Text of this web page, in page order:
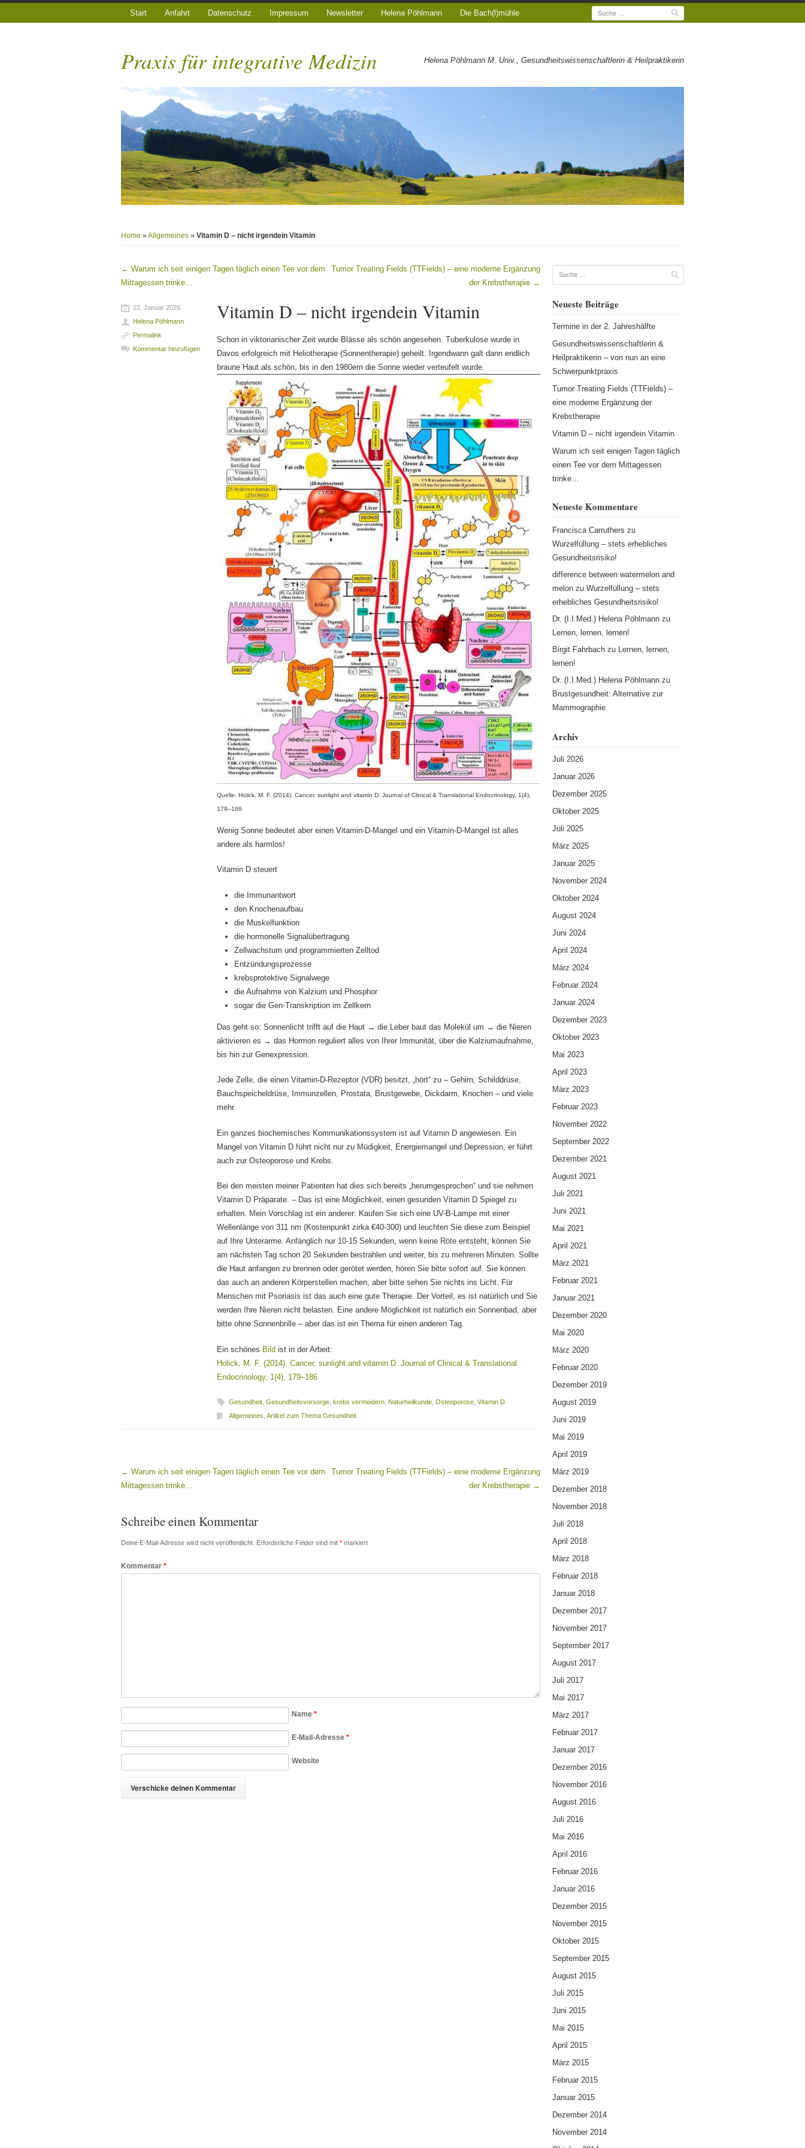
Start Anfahrt Datenschutz Impressum Newsletter Helena Pöhlmann Die Bach(l)mühle Suche
Praxis für integrative Medizin Helena Pöhlmann M. Univ., Gesundheitswissenschaftlerin & Heilpraktikerin
Home »Allgemeines »Vitamin D – nicht irgendein Vitamin
Beitragsnavigation
← Warum ich seit einigen Tagen täglich einen Tee vor dem
Mittagessen trinke…
Tumor Treating Fields (TTFields) – eine moderne Ergänzung
der Krebstherapie →
Vitamin D – nicht irgendein Vitamin
Schon in viktorianischer Zeit wurde Blässe als schön angesehen. Tuberkulose wurde in
Davos erfolgreich mit Heliotherapie (Sonnentherapie) geheilt. Irgendwann galt dann endlich
braune Haut als schön, bis in den 1980ern die Sonne wieder verteufelt wurde.
Quelle: Holick, M. F. (2014). Cancer, sunlight and vitamin D. Journal of Clinical & Translational Endocrinology, 1(4),
179–186
Wenig Sonne bedeutet aber einen Vitamin-D-Mangel und ein Vitamin-D-Mangel ist alles
andere als harmlos!
Vitamin D steuert
die Immunantwort
den Knochenaufbau
die Muskelfunktion
die hormonelle Signalübertragung
Zellwachstum und programmierten Zelltod
Entzündungsprozesse
krebsprotektive Signalwege
die Aufnahme von Kalzium und Phosphor
sogar die Gen-Transkription im Zellkern
Das geht so: Sonnenlicht trifft auf die Haut → die Leber baut das Molekül um → die Nieren
aktivieren es → das Hormon reguliert alles von Ihrer Immunität, über die Kalziumaufnahme,
bis hin zur Genexpression.
Jede Zelle, die einen Vitamin-D-Rezeptor (VDR) besitzt, „hört“ zu – Gehirn, Schilddrüse,
Bauchspeicheldrüse, Immunzellen, Prostata, Brustgewebe, Dickdarm, Knochen – und viele
mehr.
Ein ganzes biochemisches Kommunikationssystem ist auf Vitamin D angewiesen. Ein
Mangel von Vitamin D führt nicht nur zu Müdigkeit, Energiemangel und Depression, er führt
auch zur Osteoporose und Krebs.
Bei den meisten meiner Patienten hat dies sich bereits „herumgesprochen“ und sie nehmen
Vitamin D Präparate. – Das ist eine Möglichkeit, einen gesunden Vitamin D Spiegel zu
erhalten. Mein Vorschlag ist ein anderer: Kaufen Sie sich eine UV-B-Lampe mit einer
Wellenlänge von 311 nm (Kostenpunkt zirka €40-300) und leuchten Sie diese zum Beispiel
auf Ihre Unterarme. Anfänglich nur 10-15 Sekunden, wenn keine Röte entsteht, können Sie
am nächsten Tag schon 20 Sekunden bestrahlen und weiter, bis zu mehreren Minuten. Sollte
die Haut anfangen zu brennen oder gerötet werden, hören Sie bitte sofort auf. Sie können
das auch an anderen Körperstellen machen, aber bitte sehen Sie nichts ins Licht. Für
Menschen mit Psoriasis ist das auch eine gute Therapie. Der Vorteil, es ist natürlich und Sie
werden Ihre Nieren nicht belasten. Eine andere Möglichkeit ist natürlich ein Sonnenbad, aber
bitte ohne Sonnenbrille – aber das ist ein Thema für einen anderen Tag.
Ein schönes Bildist in der Arbeit:
Holick, M. F. (2014). Cancer, sunlight and vitamin D. Journal of Clinical & Translational
Endocrinology, 1(4), 179–186
Gesundheit ,Gesundheitsvorsorge krebs vermeidern Naturheilkunde ,Osteoporose ,Vitamin D
Allgemeines ,Artikel zum Thema Gesundheit
22. Januar 2026
Helena Pöhlmann
Permalink
Kommentar hinzufügen
Beitragsnavigation
← Warum ich seit einigen Tagen täglich einen Tee vor dem
Mittagessen trinke…
Tumor Treating Fields (TTFields) – eine moderne Ergänzung
der Krebstherapie →
Schreibe einen Kommentar
Deine E-Mail-Adresse wird nicht veröffentlicht. Erforderliche Felder sind mit* markiert
Kommentar*
Name*
E-Mail-Adresse*
Website
Suche
Neueste Beiträge
Termine in der 2. Jahreshälfte
Gesundheitswissenschaftlerin &
Heilpraktikerin – von nun an eine
Schwerpunktpraxis
Tumor Treating Fields (TTFields) –
eine moderne Ergänzung der
Krebstherapie
Vitamin D – nicht irgendein Vitamin
Warum ich seit einigen Tagen täglich
einen Tee vor dem Mittagessen
trinke…
Neueste Kommentare
Francisca Carruthers zu
Wurzelfüllung – stets erhebliches
Gesundheitsrisiko!
difference between watermelon and
melonzu Wurzelfüllung – stets
erhebliches Gesundheitsrisiko!
Dr. (I.I.Med.) Helena Pöhlmannzu
Lernen, lernen, lernen!
Birgit Fahrbachzu
Lernen, lernen,
lernen!
Dr. (I.I.Med.) Helena Pöhlmannzu
Brustgesundheit: Alternative zur
Mammographie
Archiv
Juli 2026
Januar 2026
Dezember 2025
Oktober 2025
Juli 2025
März 2025
Januar 2025
November 2024
Oktober 2024
August 2024
Juni 2024
April 2024
März 2024
Februar 2024
Januar 2024
Dezember 2023
Oktober 2023
Mai 2023
April 2023
März 2023
Februar 2023
November 2022
September 2022
Dezember 2021
August 2021
Juli 2021
Juni 2021
Mai 2021
April 2021
März 2021
Februar 2021
Januar 2021
Dezember 2020
Mai 2020
März 2020
Februar 2020
Dezember 2019
August 2019
Juni 2019
Mai 2019
April 2019
März 2019
Dezember 2018
November 2018
Juli 2018
April 2018
März 2018
Februar 2018
Januar 2018
Dezember 2017
November 2017
September 2017
August 2017
Juli 2017
Mai 2017
März 2017
Februar 2017
Januar 2017
Dezember 2016
November 2016
August 2016
Juli 2016
Mai 2016
April 2016
Februar 2016
Januar 2016
Dezember 2015
November 2015
Oktober 2015
September 2015
August 2015
Juli 2015
Juni 2015
Mai 2015
April 2015
März 2015
Februar 2015
Januar 2015
Dezember 2014
November 2014